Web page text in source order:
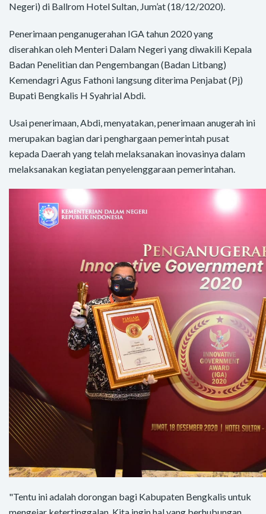
Negeri) di Ballrom Hotel Sultan, Jum’at (18/12/2020).
Penerimaan penganugerahan IGA tahun 2020 yang
diserahkan oleh Menteri Dalam Negeri yang diwakili Kepala
Badan Penelitian dan Pengembangan (Badan Litbang)
Kemendagri Agus Fathoni langsung diterima Penjabat (Pj)
Bupati Bengkalis H Syahrial Abdi.
Usai penerimaan, Abdi, menyatakan, penerimaan anugerah ini
merupakan bagian dari penghargaan pemerintah pusat
kepada Daerah yang telah melaksanakan inovasinya dalam
melaksanakan kegiatan penyelenggaraan pemerintahan.
"Tentu ini adalah dorongan bagi Kabupaten Bengkalis untuk